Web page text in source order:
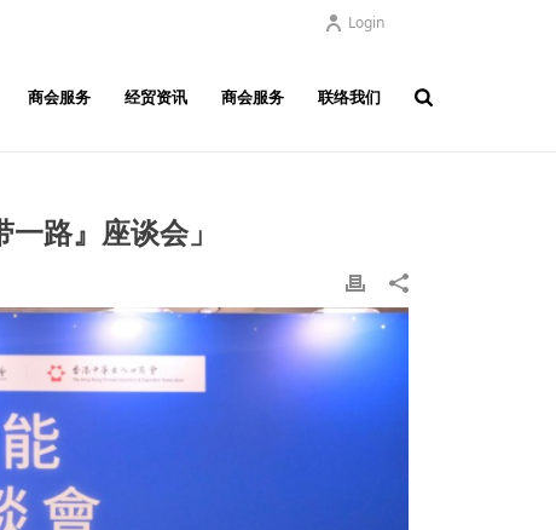
Login
商会服务 经贸资讯 商会服务 联络我们
路』座谈会」